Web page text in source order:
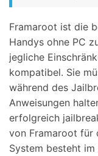
Framaroot ist die
Handys ohne PC
jegliche
kompatibel. Sie
während des
Anweisungen
erfolgreich
von Framaroot für
System besteht